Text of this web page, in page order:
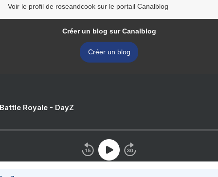
Voir le profil de roseandcook sur le portail Canalblog
Créer un blog sur Canalblog
Créer un blog
Royale - DayZ